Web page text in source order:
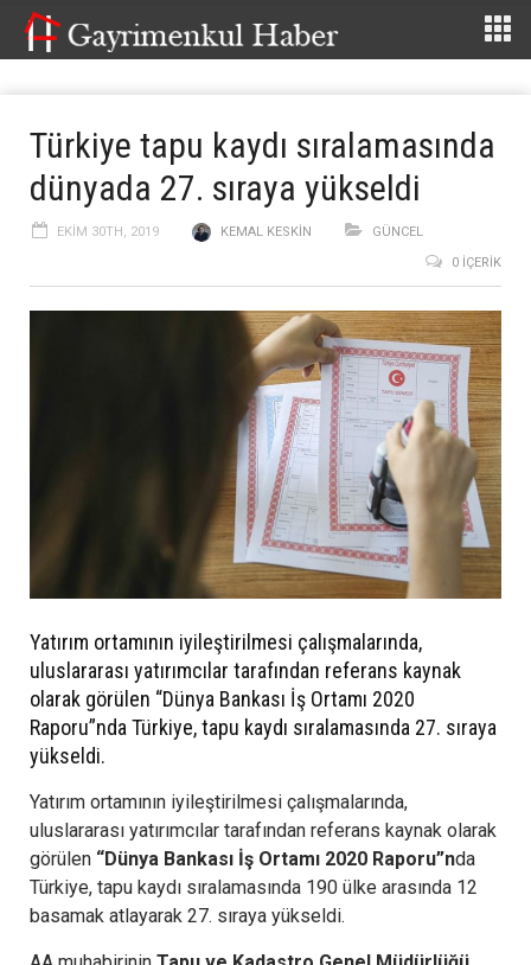
Türkiye tapu kaydı sıralamasında
dünyada 27. sıraya yükseldi
EKIM 30TH, 2019 KEMAL KESKIN
GÜNCEL
0 İÇERIK
Yatırım ortamının iyileştirilmesi çalışmalarında,
uluslararası yatırımcılar tarafından referans kaynak
olarak görülen “Dünya Bankası İş Ortamı 2020
Raporu”nda Türkiye, tapu kaydı sıralamasında 27. sıraya
yükseldi.
Yatırım ortamının iyileştirilmesi çalışmalarında,
uluslararası yatırımcılar tarafından referans kaynak olarak
görülen “Dünya Bankası İş Ortamı 2020 Raporu”nda
Türkiye, tapu kaydı sıralamasında 190 ülke arasında 12
basamak atlayarak 27. sıraya yükseldi.